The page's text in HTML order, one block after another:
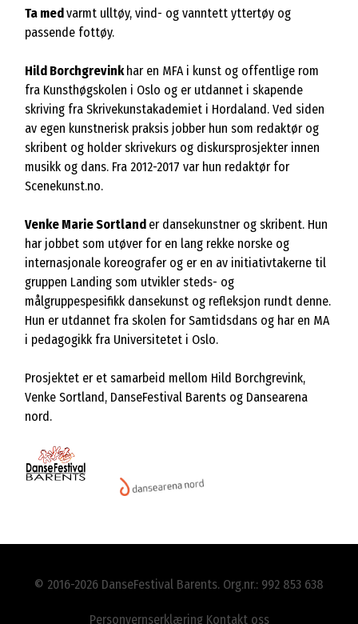
Ta medvarmt ulltøy, vind- og vanntett yttertøy og
passende fottøy.
Hild Borchgrevinkhar en MFA i kunst og offentlige rom
fra Kunsthøgskolen i Oslo og er utdannet i skapende
skriving fra Skrivekunstakademiet i Hordaland. Ved siden
av egen kunstnerisk praksis jobber hun som redaktør og
skribent og holder skrivekurs og diskursprosjekter innen
musikk og dans. Fra 2012-2017 var hun redaktør for
Scenekunst.no.
Venke Marie Sortland er dansekunstner og skribent. Hun
har jobbet som utøver for en lang rekke norske og
internasjonale koreografer og er en av initiativtakerne til
gruppen Landing som utvikler steds- og
målgruppespesifikk dansekunst og refleksjon rundt denne.
Hun er utdannet fra skolen for Samtidsdans og har en MA
i pedagogikk fra Universitetet i Oslo.
Prosjektet er et samarbeid mellom Hild Borchgrevink,
Venke Sortland, DanseFestival Barents og Dansearena
nord.
© 2016-2026 DanseFestival Barents. Org.nr.: 992 853 638
Personvernserklæring Kontakt oss